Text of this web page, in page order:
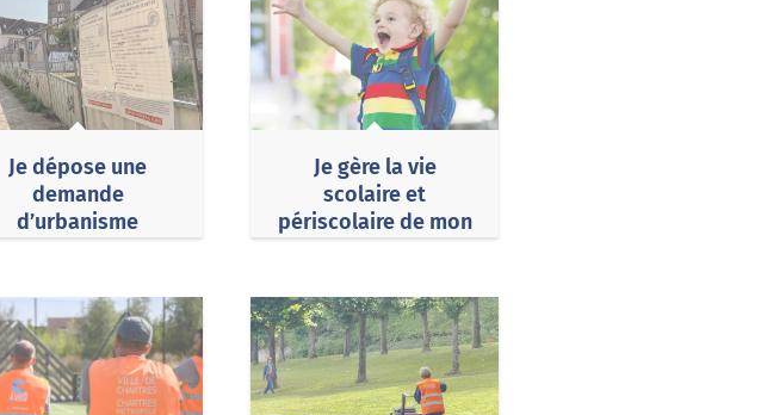
Je dépose une
demande
d’urbanisme
Je gère la vie
scolaire et
périscolaire de mon